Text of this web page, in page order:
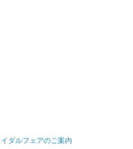
ダルフェアのご案内